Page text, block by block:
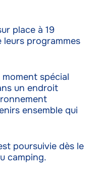
place à 19
leurs programmes
spécial
un endroit
ensemble qui
poursuivie dès le
camping.